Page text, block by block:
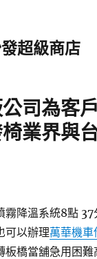
超級商店
司為客
業界與
霧降溫系統8點
可以辦理萬華機車
板橋當舖急用困